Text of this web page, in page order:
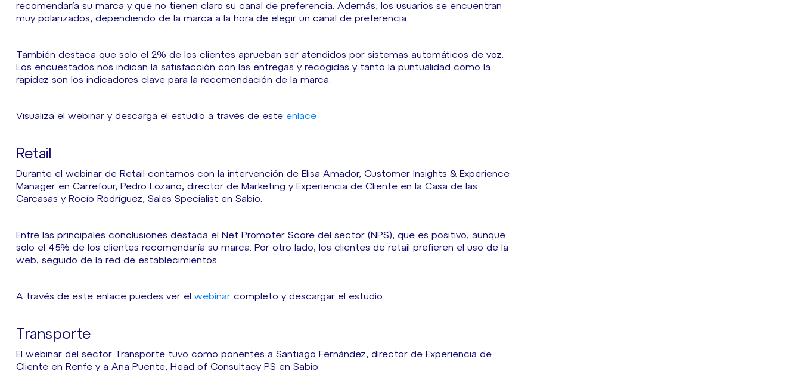
recomendaría su marca y que no tienen claro su canal de preferencia. Además, los usuarios se encuentran
muy polarizados, dependiendo de la marca a la hora de elegir un canal de preferencia.
También destaca que solo el 2% de los clientes aprueban ser atendidos por sistemas automáticos de voz.
Los encuestados nos indican la satisfacción con las entregas y recogidas y tanto la puntualidad como la
rapidez son los indicadores clave para la recomendación de la marca.
Visualiza el webinar y descarga el estudio a través de este enlace
Retail
Durante el webinar de Retail contamos con la intervención de Elisa Amador, Customer Insights & Experience
Manager en Carrefour, Pedro Lozano, director de Marketing y Experiencia de Cliente en la Casa de las
Carcasas y Rocío Rodríguez, Sales Specialist en Sabio.
Entre las principales conclusiones destaca el Net Promoter Score del sector (NPS), que es positivo, aunque
solo el 45% de los clientes recomendaría su marca. Por otro lado, los clientes de retail prefieren el uso de la
web, seguido de la red de establecimientos.
A través de este enlace puedes ver el webinar completo y descargar el estudio.
Transporte
El webinar del sector Transporte tuvo como ponentes a Santiago Fernández, director de Experiencia de
Cliente en Renfe y a Ana Puente, Head of Consultacy PS en Sabio.